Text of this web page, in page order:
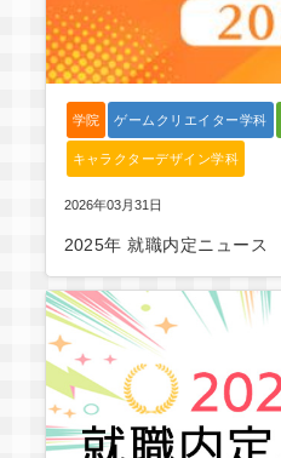
学院 ゲームクリエイター学科
キャラクターデザイン学科
2026年03月31日
2025年 就職内定ニュース